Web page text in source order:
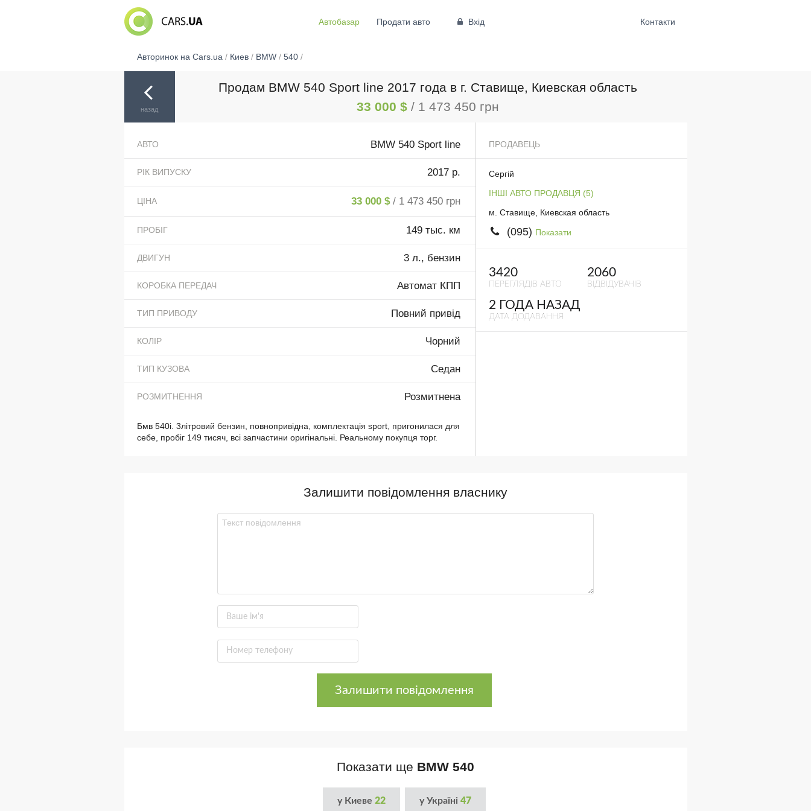
Автобазар Продати авто Вхід Контакти
Авторинок на Cars.ua / Киев/ BMW/ 540/
назад
Продам BMW 540 Sport line 2017 года в г. Ставище, Киевская область
33 000 $ / 1 473 450 грн
АВТО BMW 540 Sport line
РІК ВИПУСКУ 2017 р.
ЦІНА 33 000 $ / 1 473 450 грн
ПРОБІГ 149 тыс. км
ДВИГУН 3 л., бензин
КОРОБКА ПЕРЕДАЧ Автомат КПП
ТИП ПРИВОДУ Повний привід
КОЛІР Чорний
ТИП КУЗОВА Седан
РОЗМИТНЕННЯ Розмитнена
Бмв 540і. 3літровий бензин, повнопривідна, комплектація sport, пригонилася для
себе, пробіг 149 тисяч, всі запчастини оригінальні. Реальному покупця торг.
ПРОДАВЕЦЬ
Сергій
ІНШІ АВТО ПРОДАВЦЯ (5)
м. Ставище, Киевская область
(095) Показати
3420
ПЕРЕГЛЯДІВ АВТО
2060
ВІДВІДУВАЧІВ
2 ГОДА НАЗАД
ДАТА ДОДАВАННЯ
Залишити повідомлення власнику
Залишити повідомлення
Показати ще BMW 540
у Киеве 22 у Україні 47